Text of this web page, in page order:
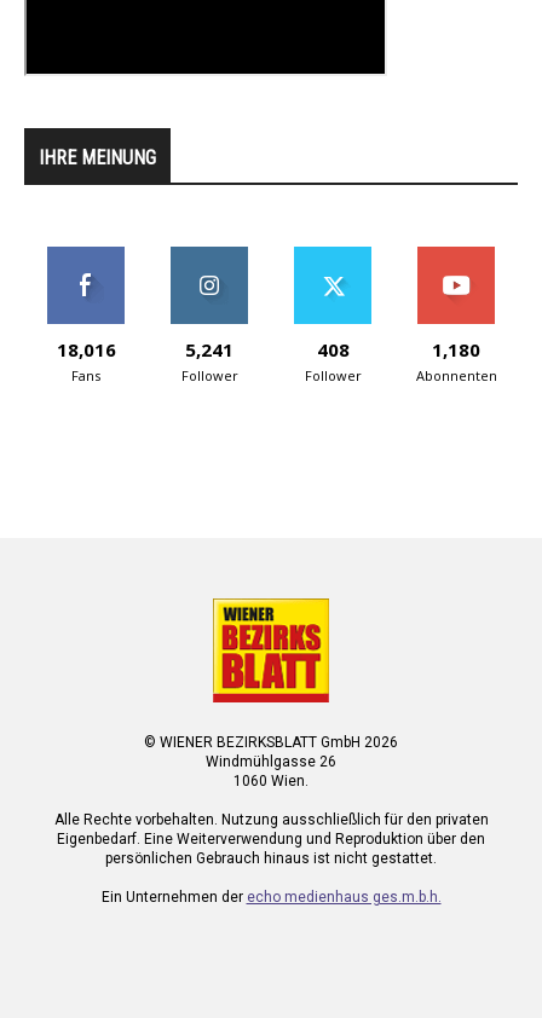
IHRE MEINUNG
18,016
Fans
5,241
Follower
408
Follower
1,180
Abonnenten
© WIENER BEZIRKSBLATT GmbH 2026
Windmühlgasse 26
1060 Wien.
Alle Rechte vorbehalten. Nutzung ausschließlich für den privaten
Eigenbedarf. Eine Weiterverwendung und Reproduktion über den
persönlichen Gebrauch hinaus ist nicht gestattet.
Ein Unternehmen der echo medienhaus ges.m.b.h.